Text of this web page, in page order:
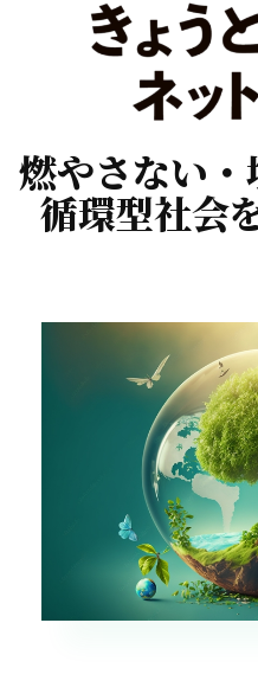
燃やさない・
循環型社会